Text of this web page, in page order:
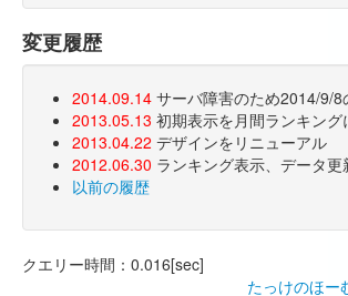
変更履歴
2014.09.14 サーバ障害のため2014/9/
2013.05.13 初期表示を月間ランキング
2013.04.22 デザインをリニューアル
2012.06.30 ランキング表示、データ
以前の履歴
クエリー時間：0.016[sec]
たっけのほー